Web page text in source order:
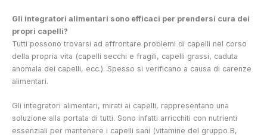
Gli integratori alimentari sono efficaci per prendersi cura dei
propri capelli?
Tutti possono trovarsi ad affrontare problemi di capelli nel corso
della propria vita (capelli secchi e fragili, capelli grassi, caduta
anomala dei capelli, ecc.). Spesso si verificano a causa di carenze
alimentari.
Gli integratori alimentari, mirati ai capelli, rappresentano una
soluzione alla portata di tutti. Sono infatti arricchiti con nutrienti
essenziali per mantenere i capelli sani (vitamine del gruppo B,